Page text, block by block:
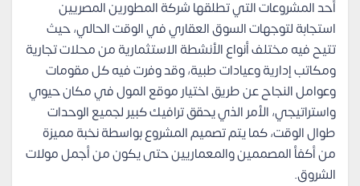
أحد المشروعات التي تطلقها شركة المطورين المصريين
استجابة لتوجهات السوق العقاري في الوقت الحالي، حيث
تتيح فيه مختلف أنواع الأنشطة الاستثمارية من محلات تجارية
ومكاتب إدارية وعيادات طبية، وقد وفرت فيه كل مقومات
وعوامل النجاح عن طريق اختيار موقع المول في مكان حيوي
واستراتيجي، الأمر الذي يحقق ترافيك كبير لجميع الوحدات
طوال الوقت، كما يتم تصميم المشروع بواسطة نخبة مميزة
من أكفأ المصممين والمعماريين حتى يكون من أجمل مولات
الشروق.